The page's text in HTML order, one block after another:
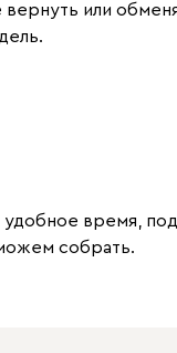
или
удобное время,
собрать.